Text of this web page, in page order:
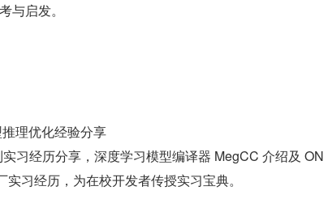
与启发。
理优化经验分享
习经历分享，深度学习模型编译器 MegCC 介绍及 ON
习经历，为在校开发者传授实习宝典。